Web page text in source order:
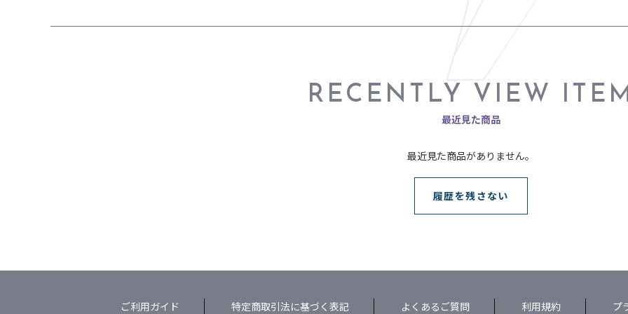
RECENTLY VIEW
最近見た商品
最近見た商品がありません。
履歴を残さない
ご利用ガイド 特定商取引法に基づく表記 よくあるご質問 利用規約 プ